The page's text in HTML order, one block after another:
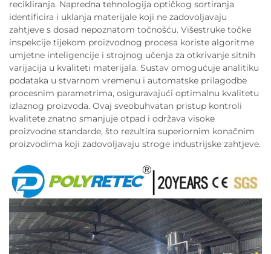
recikliranja. Napredna tehnologija optičkog sortiranja
identificira i uklanja materijale koji ne zadovoljavaju
zahtjeve s dosad nepoznatom točnošću. Višestruke točke
inspekcije tijekom proizvodnog procesa koriste algoritme
umjetne inteligencije i strojnog učenja za otkrivanje sitnih
varijacija u kvaliteti materijala. Sustav omogućuje analitiku
podataka u stvarnom vremenu i automatske prilagodbe
procesnim parametrima, osiguravajući optimalnu kvalitetu
izlaznog proizvoda. Ovaj sveobuhvatan pristup kontroli
kvalitete znatno smanjuje otpad i održava visoke
proizvodne standarde, što rezultira superiornim konačnim
proizvodima koji zadovoljavaju stroge industrijske zahtjeve.